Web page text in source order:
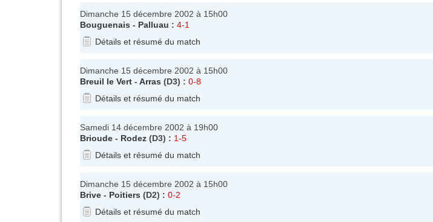
Dimanche 15 décembre 2002 à 15h00
Bouguenais - Palluau : 4-1
Détails et résumé du match
Dimanche 15 décembre 2002 à 15h00
Breuil le Vert - Arras (D3) : 0-8
Détails et résumé du match
Samedi 14 décembre 2002 à 19h00
Brioude - Rodez (D3) : 1-5
Détails et résumé du match
Dimanche 15 décembre 2002 à 15h00
Brive - Poitiers (D2) : 0-2
Détails et résumé du match